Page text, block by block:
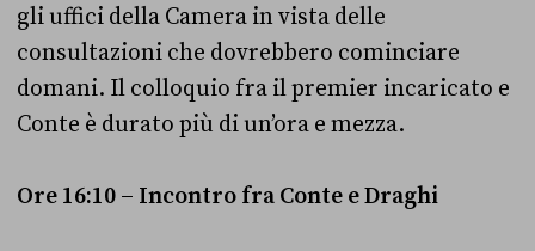
gli uffici della Camera in vista delle
consultazioni che dovrebbero cominciare
domani. Il colloquio fra il premier incaricato e
Conte è durato più di un’ora e mezza.
Ore 16:10 – Incontro fra Conte e Draghi